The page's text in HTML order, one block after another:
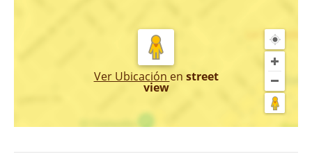
Ver Ubicación en street
view